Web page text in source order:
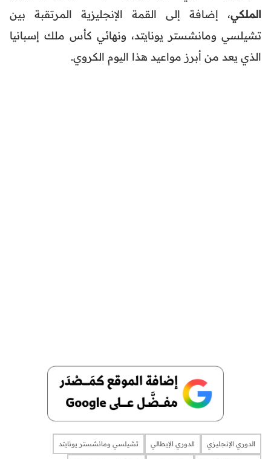
الملكي، إضافة إلى القمة الإنجليزية المرتقبة بين
تشيلسي ومانشستر يونايتد، ونهائي كأس ملك إسبانيا
الذي يعد من أبرز مواعيد هذا اليوم الكروي.
الدوري الإنجليزي الدوري الإيطالي تشيلسي ومانشستر يونايتد